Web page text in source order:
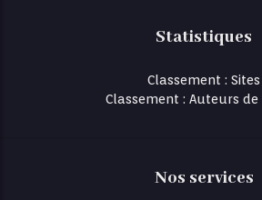
Statistiques
Classement : Sites
Classement : Auteurs de
Nos services